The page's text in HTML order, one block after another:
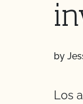
by
Los